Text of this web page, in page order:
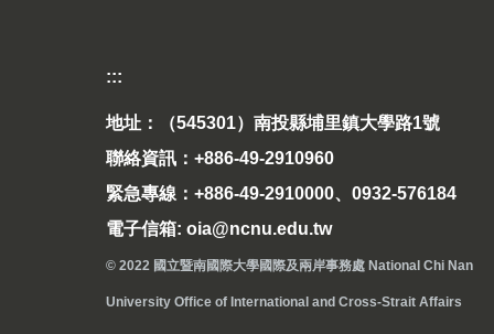
:::
地址：（545301）南投縣埔里鎮大學路1號
聯絡資訊：+886-49-2910960
緊急專線：+886-49-2910000、0932-576184
電子信箱: oia@ncnu.edu.tw
© 2022 國立暨南國際大學國際及兩岸事務處 National Chi Nan
University Office of International and Cross-Strait Affairs